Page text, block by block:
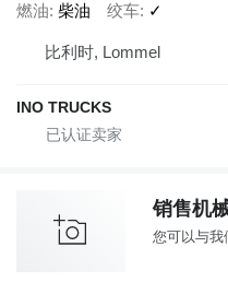
燃油 柴油 绞车 ✓
比利时, Lommel
INO TRUCKS
销售机
您可以与我